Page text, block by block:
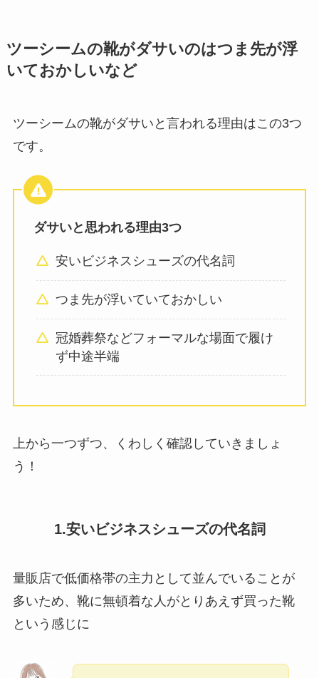
ツーシームの靴がダサいのはつま先が浮
いておかしいなど
ツーシームの靴がダサいと言われる理由はこの3つ
です。
ダサいと思われる理由3つ
安いビジネスシューズの代名詞
つま先が浮いていておかしい
冠婚葬祭などフォーマルな場面で履け
ず中途半端
上から一つずつ、くわしく確認していきましょ
う！
1.安いビジネスシューズの代名詞
量販店で低価格帯の主力として並んでいることが
多いため、靴に無頓着な人がとりあえず買った靴
という感じに